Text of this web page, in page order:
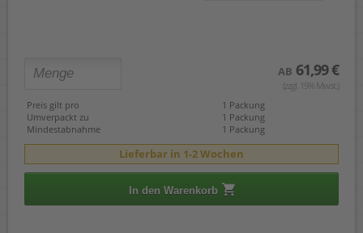
AB 61,99 €
(zzgl. 19% Mwst.)
Preis gilt pro
1 Packung
Umverpackt zu
1 Packung
Mindestabnahme
1 Packung
Lieferbar in 1-2 Wochen
In den Warenkorb